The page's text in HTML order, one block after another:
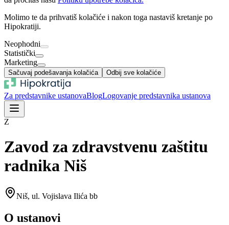
Molimo te da prihvatiš kolačiće i nakon toga nastaviš kretanje po
Hipokratiji.
Neophodni
Statistički
Marketing
Sačuvaj podešavanja kolačića Odbij sve kolačiće
Za predstavnike ustanovaBlogLogovanje predstavnika ustanova
Z
Zavod za zdravstvenu zaštitu
radnika Niš
Niš, ul. Vojislava Ilića bb
O ustanovi